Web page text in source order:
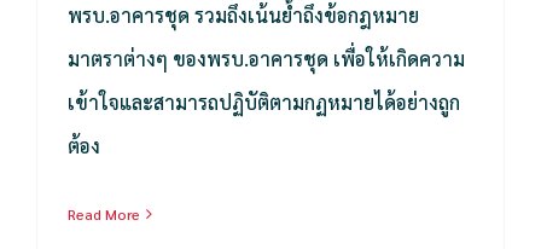
พรบ.อาคารชุด รวมถึงเน้นย้ำถึงข้อกฎหมาย
มาตราต่างๆ ของพรบ.อาคารชุด เพื่อให้เกิดความ
เข้าใจและสามารถปฏิบัติตามกฏหมายได้อย่างถูก
ต้อง
Read More